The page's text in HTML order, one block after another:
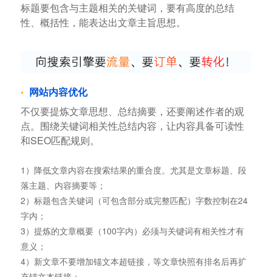
标题要包含与主题相关的关键词，要有高度的总结
性、概括性，能表达出文章主旨思想。
网站内容优化
不仅要提炼文章思想、总结摘要，还要阐述作者的观
点。围绕关键词相关性总结内容，让内容具备可读性
和SEO匹配规则。
1）降低文章内容在搜索结果的重合度。尤其是文章标题、段
落主题、内容摘要等；
2）标题包含关键词（可包含部分或完整匹配）字数控制在24
字内；
3）提炼的文章概要（100字内）必须与关键词有相关性才有
意义；
4）新文章不要增加锚文本超链接，等文章快照有排名后再扩